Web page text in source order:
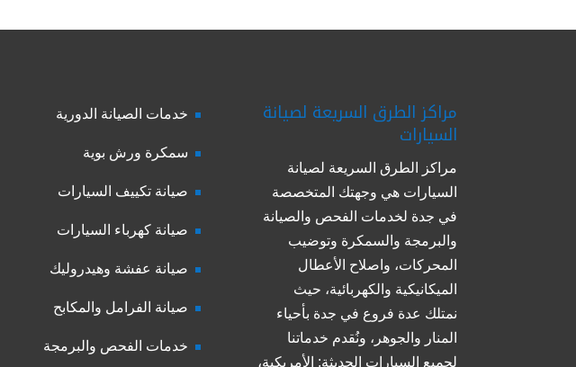
مراكز الطرق السريعة لصيانة
السيارات
مراكز الطرق السريعة لصيانة
السيارات هي وجهتك المتخصصة
في جدة لخدمات الفحص والصيانة
والبرمجة والسمكرة وتوضيب
المحركات، واصلاح الأعطال
الميكانيكية والكهربائية، حيث
نمتلك عدة فروع في جدة بأحياء
المنار والجوهر، ونُقدم خدماتنا
لجميع السيارات الحديثة: الأمريكية،
خدمات الصيانة الدورية
سمكرة ورش بوية
صيانة تكييف السيارات
صيانة كهرباء السيارات
صيانة عفشة وهيدروليك
صيانة الفرامل والمكابح
خدمات الفحص والبرمجة